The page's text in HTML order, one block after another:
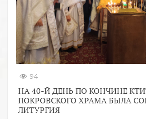
94
НА 40-Й ДЕНЬ ПО КОНЧИНЕ
ПОКРОВСКОГО ХРАМА БЫЛА
ЛИТУРГИЯ